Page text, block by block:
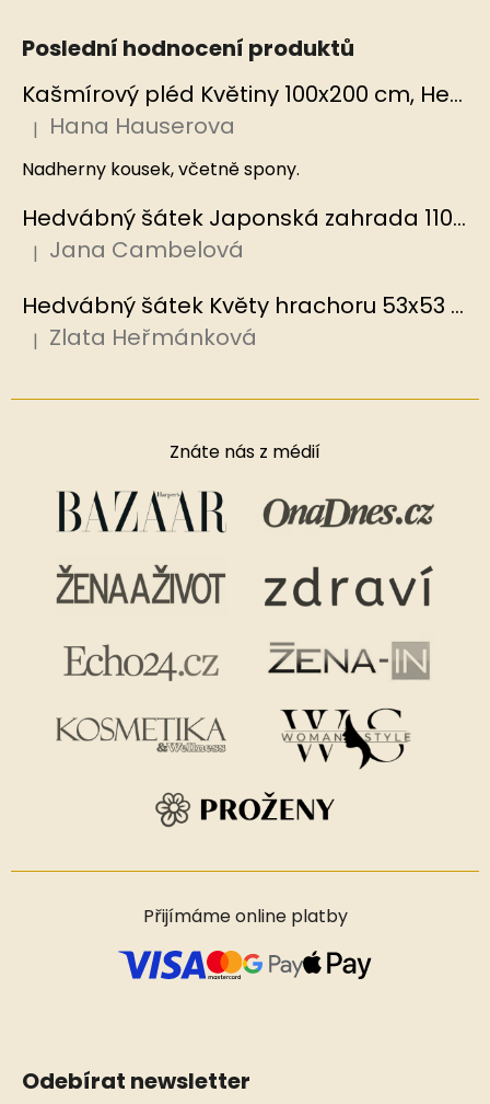
Poslední hodnocení produktů
Kašmírový pléd Květiny 100x200 cm, Hedvábný svět
Hodnocení produktu je 5 z 5 hvězdiček.
| Hana Hauserova
Nadherny kousek, včetně spony.
Hedvábný šátek Japonská zahrada 110x110 cm v dárkovém balení, HEDVÁBNÝ SVĚT
Hodnocení produktu je 5 z 5 hvězdiček.
| Jana Cambelová
Hedvábný šátek Květy hrachoru 53x53 cm v dárkovém balení, HEDVÁBNÝ SVĚT
Hodnocení produktu je 5 z 5 hvězdiček.
| Zlata Heřmánková
Znáte nás z médií
Přijímáme online platby
Odebírat newsletter